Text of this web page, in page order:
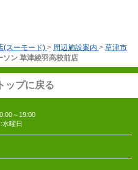
(スーモード) > 周辺施設案内 > 草津市
ソン 草津綾羽高校前店
ップに戻る
～19:00
水曜日